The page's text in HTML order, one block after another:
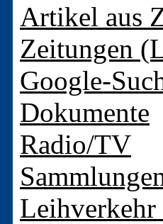
Artikel aus
Zeitungen
Google-
Dokumente
Radio/TV